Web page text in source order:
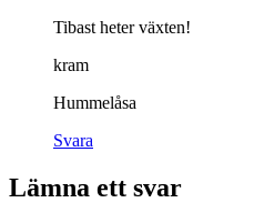
Tibast heter växten!
kram
Hummelåsa
Svara
Lämna ett svar